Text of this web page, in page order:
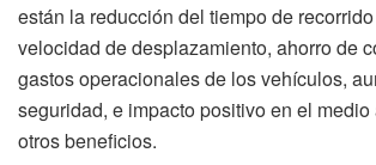
están la reducción del tiempo de
velocidad de desplazamiento, ahorro de
gastos operacionales de los vehículos,
seguridad, e impacto positivo en el
otros beneficios.